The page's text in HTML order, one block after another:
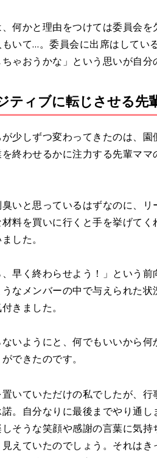
何かと理由をつけては委員会
いて…。委員会に出席はしてい
ゃおうかな」という思いが自分
ティブに転じさせる先
少しずつ変わってきたのは、
終わせるかに注力する先輩マ
いと思っているはずなのに、
料を買いに行くと手を挙げて
した。
、早く終わらせよう！」という
なメンバーの中で与えられた
きました。
いようにと、何でもいいから
できたのです。
いていただけの私でしたが、
。自分なりに最後までやり通
そうな笑顔や感謝の言葉に気
えていたのでしょう。それは